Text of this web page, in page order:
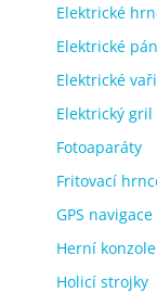
Elektrické
Elektrické
Elektrické
Elektrický gril
Fotoaparáty
Fritovací
GPS navigace
Herní konzole
Holicí strojky